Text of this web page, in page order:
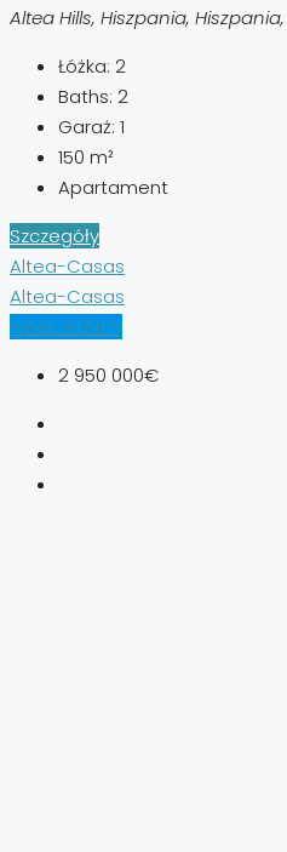
Altea Hills, Hiszpania,
Łóżka: 2
Baths: 2
Garaż: 1
150 m²
Apartament
Szczegóły
Altea-Casas
Altea-Casas
rynek wtórny
2 950 000€